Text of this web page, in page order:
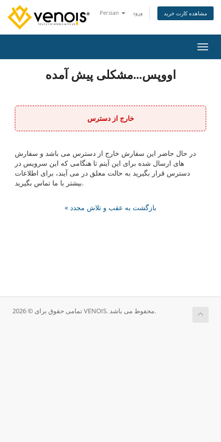
Persian ورود مشاهده کارت خرید
اووپس...مشکلی پیش آمده
خارج از دسترس
در حال حاضر این سفارش خارج از دسترس می باشد و سفارش
های ارسال شده برای این آیتم تا هنگامی که این سرویس در
دسترس قرار بگیرید به حالت معلق در می آیند، برای اطلاعات
بیشتر با ما تماس بگیرید.
« بازگشت به عقب و تلاش مجدد
تمامی حقوق برای © 2026 VENOIS. محفوط می باشد.